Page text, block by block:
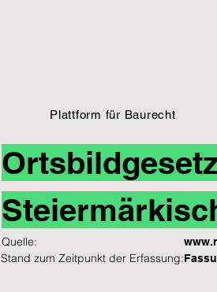
Plattform für Baurecht
Quelle:
Stand zum Zeitpunkt der Erfassung: